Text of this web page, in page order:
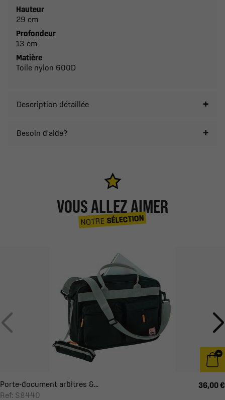
Hauteur
29 cm
Profondeur
13 cm
Matière
Toile nylon 600D
Description détaillée
Besoin d'aide?
VOUS ALLEZ AIMER
NOTRESÉLECTION
Porte-document arbitres &...
Ref: S8440
36,00 €